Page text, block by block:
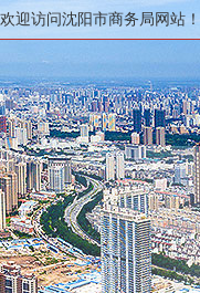
欢迎访问沈阳市商务局网站！